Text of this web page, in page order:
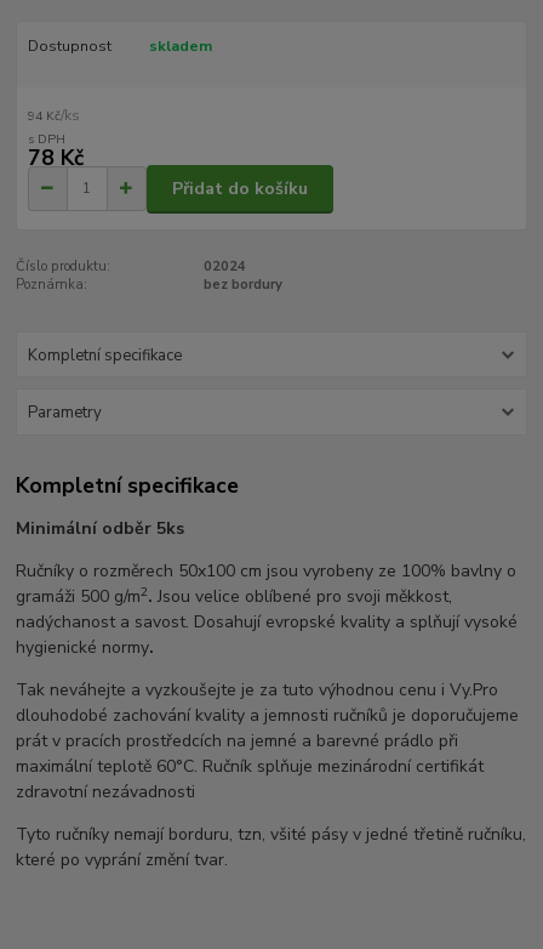
Dostupnost skladem
94 Kč/ks
78 Kč
Přidat do košíku
Číslo produktu:
02024
Poznámka:
bez bordury
Kompletní specifikace
Parametry
Kompletní specifikace
Minimální odběr 5ks
Ručníky o rozměrech 50x100 cm jsou vyrobeny ze 100% bavlny o
gramáži 500 g/m2.Jsou velice oblíbené pro svoji měkkost,
nadýchanost a savost. Dosahují evropské kvality a splňují vysoké
hygienické normy.
Tak neváhejte a vyzkoušejte je za tuto výhodnou cenu i Vy.Pro
dlouhodobé zachování kvality a jemnosti ručníků je doporučujeme
prát v pracích prostředcích na jemné a barevné prádlo při
maximální teplotě 60°C. Ručník splňuje mezinárodní certifikát
zdravotní nezávadnosti
Tyto ručníky nemají borduru, tzn, všité pásy v jedné třetině ručníku,
které po vyprání změní tvar.